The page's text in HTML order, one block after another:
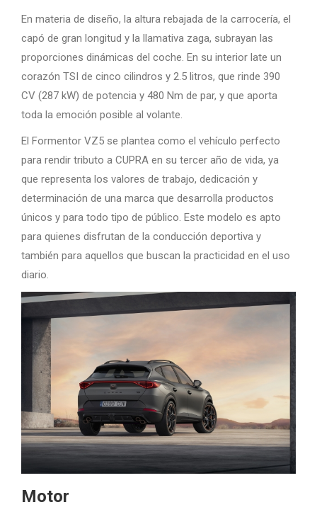
En materia de diseño, la altura rebajada de la carrocería, el
capó de gran longitud y la llamativa zaga, subrayan las
proporciones dinámicas del coche. En su interior late un
corazón TSI de cinco cilindros y 2.5 litros, que rinde 390
CV (287 kW) de potencia y 480 Nm de par, y que aporta
toda la emoción posible al volante.
El Formentor VZ5 se plantea como el vehículo perfecto
para rendir tributo a CUPRA en su tercer año de vida, ya
que representa los valores de trabajo, dedicación y
determinación de una marca que desarrolla productos
únicos y para todo tipo de público. Este modelo es apto
para quienes disfrutan de la conducción deportiva y
también para aquellos que buscan la practicidad en el uso
diario.
Motor